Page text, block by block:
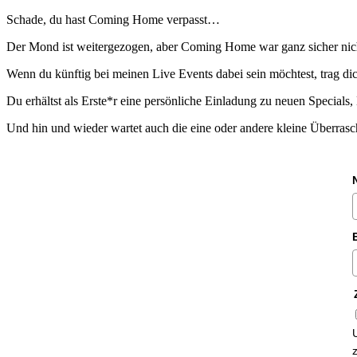
Schade, du hast Coming Home verpasst…
Der Mond ist weitergezogen, aber Coming Home war ganz sicher
Wenn du künftig bei meinen Live Events dabei sein möchtest, trag
Du erhältst als Erste*r eine persönliche Einladung zu neuen
Und hin und wieder wartet auch die eine oder andere kleine